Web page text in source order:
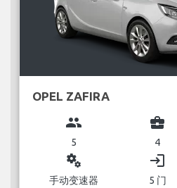
OPEL ZAFIRA
group
5
business_center
4
miscellaneous_services
手动变速器
login
5 门